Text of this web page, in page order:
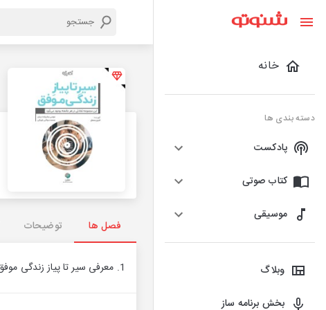
خانه
دسته بندی ها
پادکست
کتاب صوتی
موسیقی
وبلاگ
بخش برنامه ساز
فصل ها توضیحات
1. معرفی سیر تا پیاز زندگی موفق !